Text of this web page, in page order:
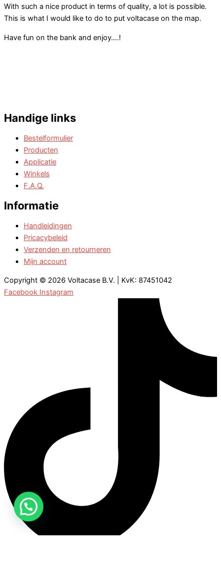
With such a nice product in terms of quality, a lot is possible.
This is what I would like to do to put voltacase on the map.
Have fun on the bank and enjoy….!
Handige links
Bestelformulier
Producten
Applicatie
Winkels
F.A.Q.
Informatie
Handleidingen
Pricacybeleid
Verzenden en retourneren
Mijn account
Copyright © 2026 Voltacase B.V. | KvK: 87451042
Facebook Instagram